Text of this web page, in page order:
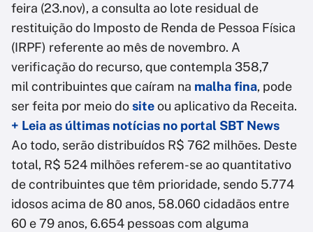
feira (23.nov), a consulta ao lote residual de
restituição do Imposto de Renda de Pessoa Física
(IRPF) referente ao mês de novembro. A
verificação do recurso, que contempla 358,7
mil contribuintes que caíram na malha fina, pode
ser feita por meio dositeou aplicativo da Receita.
+ Leia as últimas notícias no portal SBT News
Ao todo, serão distribuídos R$ 762 milhões. Deste
total, R$ 524 milhões referem-se ao quantitativo
de contribuintes que têm prioridade, sendo 5.774
idosos acima de 80 anos, 58.060 cidadãos entre
60 e 79 anos, 6.654 pessoas com alguma